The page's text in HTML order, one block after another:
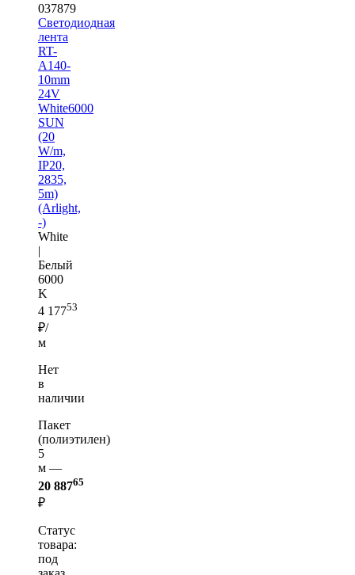
037879
Светодиодная
лента
RT-
A140-
10mm
24V
White6000
SUN
(20
W/m,
IP20,
2835,
5m)
(Arlight,
-)
White
|
Белый
6000
K
4 17753
₽/
м
Нет
в
наличии
Пакет
(полиэтилен)
5
м —
20 88765
₽
Статус
товара:
под